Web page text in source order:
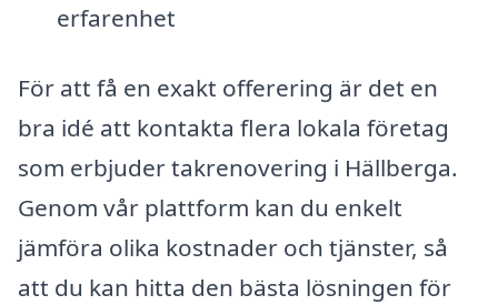
erfarenhet
För att få en exakt offerering är det en
bra idé att kontakta flera lokala företag
som erbjuder takrenovering i Hällberga.
Genom vår plattform kan du enkelt
jämföra olika kostnader och tjänster, så
att du kan hitta den bästa lösningen för